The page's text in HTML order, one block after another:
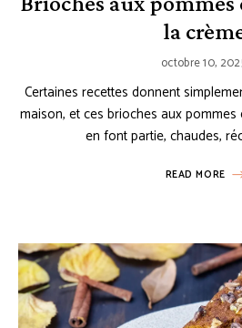
la
octobre 10,
Certaines recettes donnent
maison, et ces brioches aux
en font partie, chaudes,
READ MORE